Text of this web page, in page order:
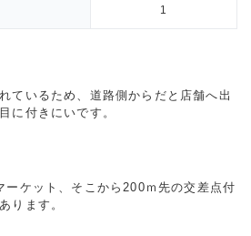
1
ているため、道路側からだと店舗へ出
に付きにいです。
ーケット、そこから200ｍ先の交差点付
ります。